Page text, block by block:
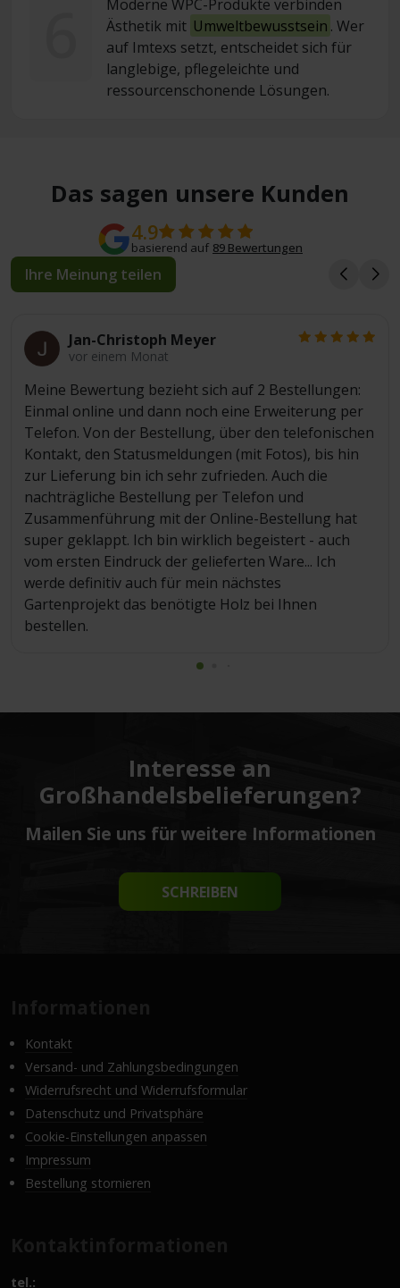
Moderne WPC-Produkte verbinden
Ästhetik mit Umweltbewusstsein . Wer
auf Imtexs setzt, entscheidet sich für
langlebige, pflegeleichte und
ressourcenschonende Lösungen.
Das sagen unsere Kunden
4.9
basierend auf 89 Bewertungen
Ihre Meinung teilen
Jan-Christoph Meyer
vor einem Monat
Meine Bewertung bezieht sich auf 2 Bestellungen:
Einmal online und dann noch eine Erweiterung per
Telefon. Von der Bestellung, über den telefonischen
Kontakt, den Statusmeldungen (mit Fotos), bis hin
zur Lieferung bin ich sehr zufrieden. Auch die
nachträgliche Bestellung per Telefon und
Zusammenführung mit der Online-Bestellung hat
super geklappt. Ich bin wirklich begeistert - auch
vom ersten Eindruck der gelieferten Ware... Ich
werde definitiv auch für mein nächstes
Gartenprojekt das benötigte Holz bei Ihnen
bestellen.
Interesse an
Großhandelsbelieferungen?
Mailen Sie uns für weitere Informationen
SCHREIBEN
Kontakt
Versand- und Zahlungsbedingungen
Widerrufsrecht und Widerrufsformular
Datenschutz und Privatsphäre
Cookie-Einstellungen anpassen
Impressum
Bestellung stornieren
tel.: